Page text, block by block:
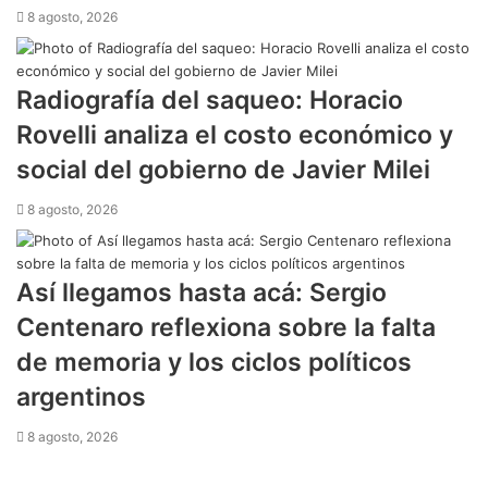
8 agosto, 2026
Radiografía del saqueo: Horacio
Rovelli analiza el costo económico y
social del gobierno de Javier Milei
8 agosto, 2026
Así llegamos hasta acá: Sergio
Centenaro reflexiona sobre la falta
de memoria y los ciclos políticos
argentinos
8 agosto, 2026